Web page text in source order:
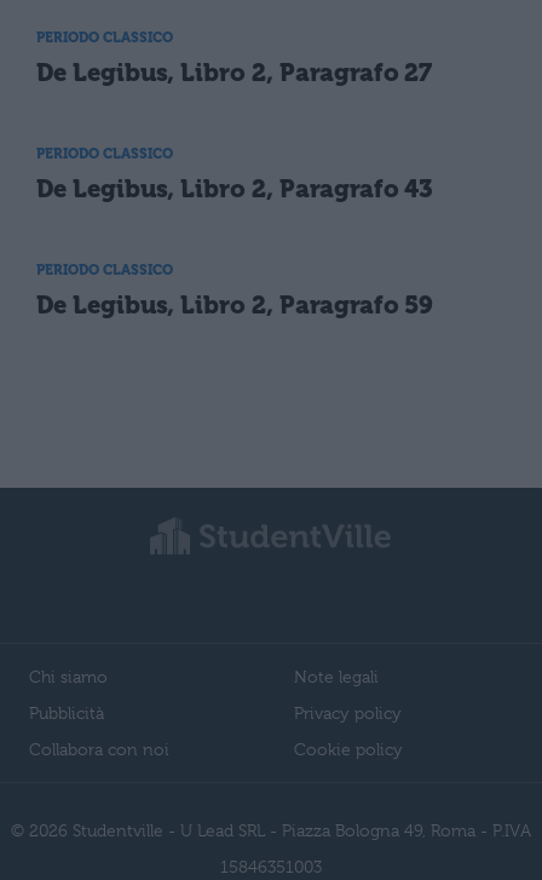
PERIODO CLASSICO
De Legibus, Libro 2, Paragrafo 27
PERIODO CLASSICO
De Legibus, Libro 2, Paragrafo 43
PERIODO CLASSICO
De Legibus, Libro 2, Paragrafo 59
Chi siamo
Pubblicità
Collabora con noi
Note legali
Privacy policy
Cookie policy
© 2026 Studentville - U Lead SRL - Piazza Bologna 49, Roma - P.IVA
15846351003